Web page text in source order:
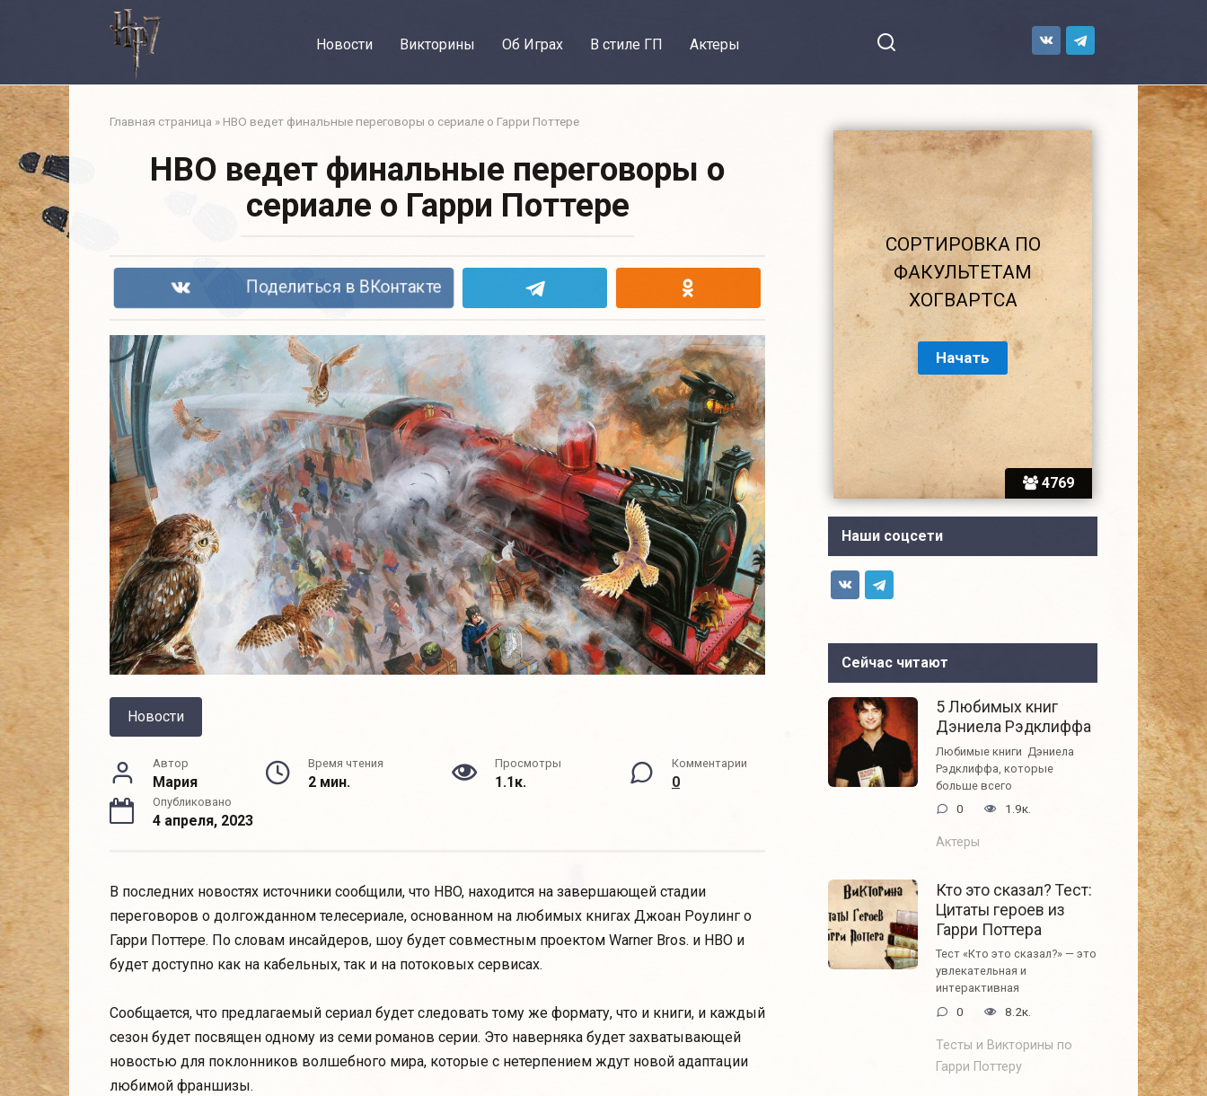
Новости Викторины Об Играх В стиле ГП Актеры
Главная страница » HBO ведет финальные переговоры о сериале о Гарри Поттере
HBO ведет финальные переговоры о
сериале о Гарри Поттере
Поделиться в ВКонтакте
Новости
Автор
Мария
Время чтения
2 мин.
Просмотры
1.1к.
Комментарии
0
Опубликовано
4 апреля, 2023
В последних новостях источники сообщили, что HBO, находится на завершающей стадии
переговоров о долгожданном телесериале, основанном на любимых книгах Джоан Роулинг о
Гарри Поттере. По словам инсайдеров, шоу будет совместным проектом Warner Bros. и HBO и
будет доступно как на кабельных, так и на потоковых сервисах.
Сообщается, что предлагаемый сериал будет следовать тому же формату, что и книги, и каждый
сезон будет посвящен одному из семи романов серии. Это наверняка будет захватывающей
новостью для поклонников волшебного мира, которые с нетерпением ждут новой адаптации
любимой франшизы.
4769
СОРТИРОВКА ПО
ФАКУЛЬТЕТАМ
ХОГВАРТСА
Наши соцсети
Сейчас читают
5 Любимых книг
Дэниела Рэдклиффа
Любимые книги Дэниела
Рэдклиффа, которые
больше всего
0 1.9к.
Актеры
Кто это сказал? Тест:
Цитаты героев из
Гарри Поттера
Тест «Кто это сказал?» — это
увлекательная и
интерактивная
0 8.2к.
Тесты и Викторины по
Гарри Поттеру